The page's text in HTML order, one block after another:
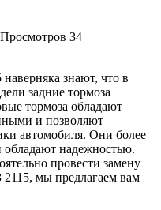
Просмотров 34
знают, что в
задние тормоза
тормоза обладают
и позволяют
автомобиля. Они более
обладают надежностью.
провести замену
мы предлагаем вам